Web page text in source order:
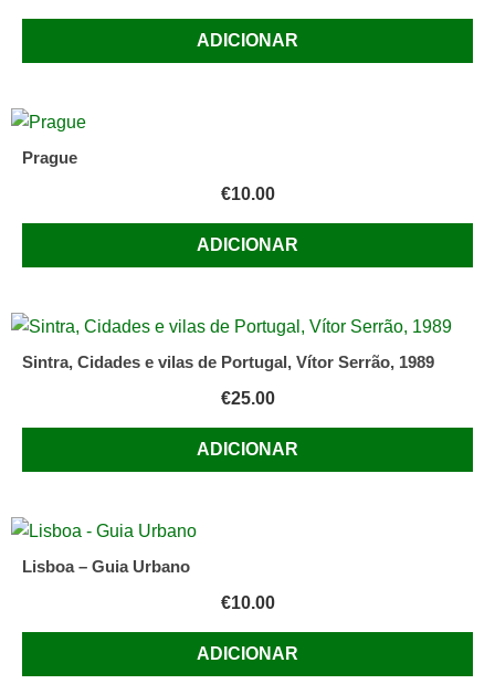
ADICIONAR
Prague
€10.00
ADICIONAR
Sintra, Cidades e vilas de Portugal, Vítor Serrão, 1989
€25.00
ADICIONAR
Lisboa – Guia Urbano
€10.00
ADICIONAR